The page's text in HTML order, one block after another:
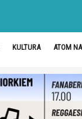
KULTURA ATOM